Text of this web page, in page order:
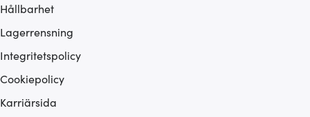
Hållbarhet
Lagerrensning
Integritetspolicy
Cookiepolicy
Karriärsida